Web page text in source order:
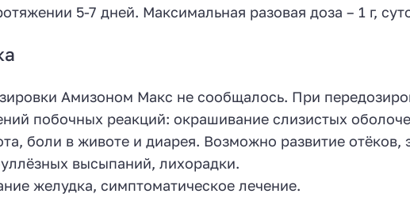
5-7 дней. Максимальная разовая доза – 1 г,
Амизоном Макс не сообщалось. При
побочных реакций: окрашивание слизистых
боли в животе и диарея. Возможно развитие отёков,
высыпаний, лихорадки.
желудка, симптоматическое лечение.